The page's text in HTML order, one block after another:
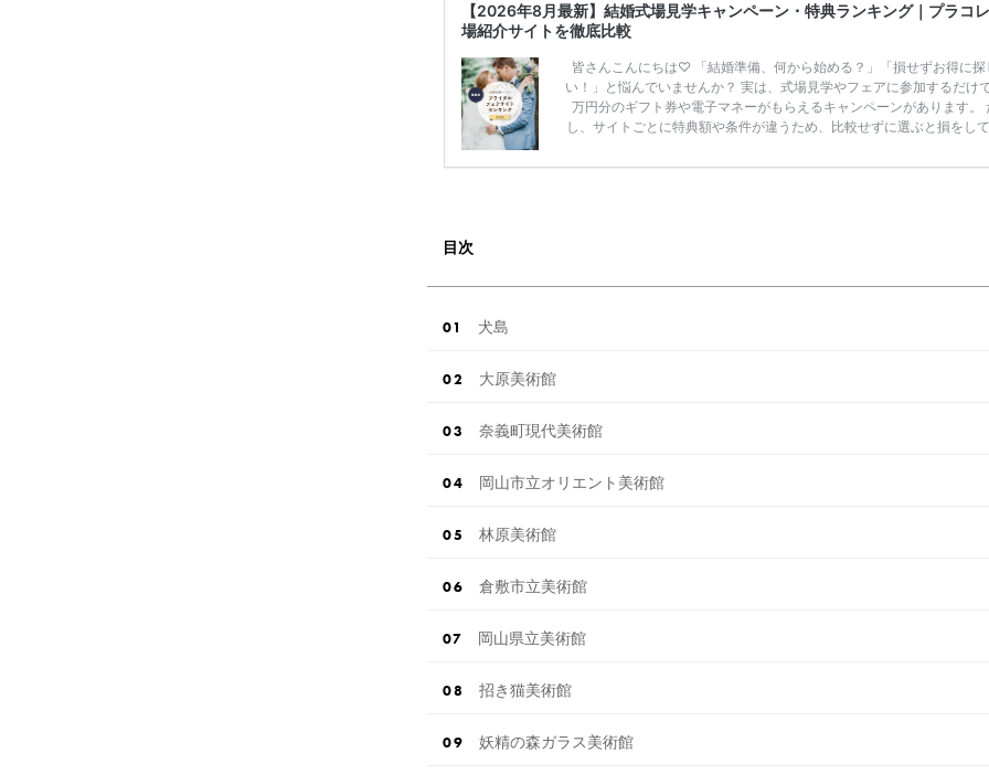
【2026年8月最新】結婚式場見学キャンペーン・特典ランキング｜プラコ
場紹介サイトを徹底比較
皆さんこんにちは♡ 「結婚準備、何から始める？」「損せずお得に探
い！」と悩んでいませんか？ 実は、式場見学やフェアに参加するだけ
万円分のギフト券や電子マネーがもらえるキャンペーンがあります。
し、サイトごとに特典額や条件が違うため、比較せずに選ぶと損をし
ンペーン特典ランキングを公開！ 比較サイト：プラコレ、ゼクシィ、
目次
犬島
大原美術館
奈義町現代美術館
岡山市立オリエント美術館
林原美術館
倉敷市立美術館
岡山県立美術館
招き猫美術館
妖精の森ガラス美術館